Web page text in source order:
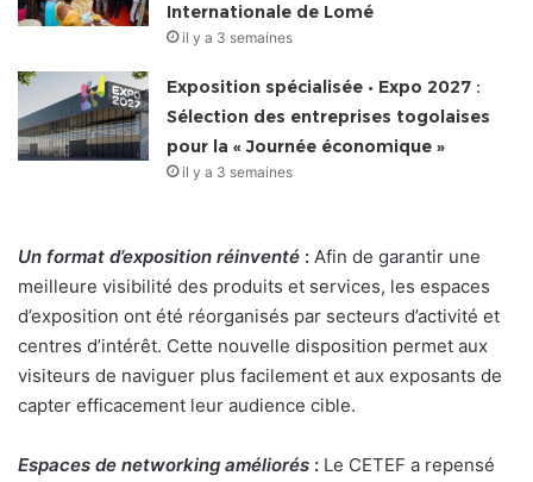
Internationale de Lomé
il y a 3 semaines
Exposition spécialisée • Expo 2027 :
Sélection des entreprises togolaises
pour la « Journée économique »
il y a 3 semaines
Un format d’exposition réinventé : Afin de garantir une
meilleure visibilité des produits et services, les espaces
d’exposition ont été réorganisés par secteurs d’activité et
centres d’intérêt. Cette nouvelle disposition permet aux
visiteurs de naviguer plus facilement et aux exposants de
capter efficacement leur audience cible.
Espaces de networking améliorés : Le CETEF a repensé